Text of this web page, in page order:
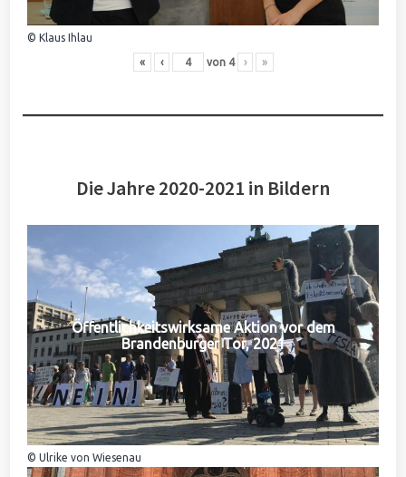
© Klaus Ihlau
« ‹ von 4 › »
Die Jahre 2020-2021 in Bildern
Öffentlichkeitswirksame Aktion vor dem
Brandenburger Tor, 2021
© Ulrike von Wiesenau